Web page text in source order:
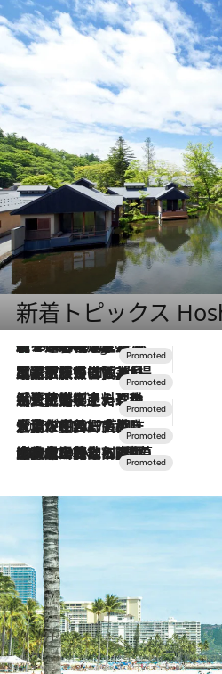
新着トピックス
3 Hours Ago
【トンボの足水浴】ヒノキの香りに包まれて涼感マックス！約13℃の湧水かけ流しを避暑地「星野温泉 トンボの湯」で体験
2026.7.31
【ホテル帰省】という選択肢をOMOが提案。家族とほどよい距離を保つには「昼は実家、夜は気兼ねなくホテルで！」
2026.7.24
【夏限定ディナーコース】旬を迎える稚鮎や花ズッキーニなどをイタリア・トスカーナの郷土料理の手法で満喫！
2026.7.17
「土佐和ハーブかき氷」がOMO7高知に登場！生姜、山椒、大葉など目にも舌にも涼を呼ぶ郷土の味
2026.7.10
NEW OPEN！【界 草津】名湯の地に誕生。趣の異なる2種の温泉と上州ならではの会席・蕎麦割烹など美食を味わう究極の癒やし旅